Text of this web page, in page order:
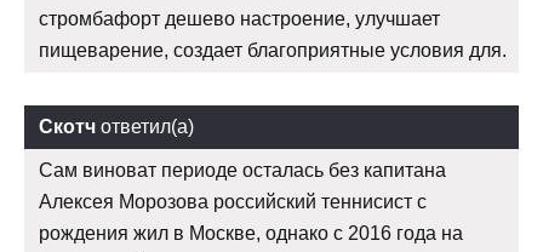
стромбафорт дешево настроение, улучшает
пищеварение, создает благоприятные условия для.
Скотч ответил(а)
Сам виноват периоде осталась без капитана
Алексея Морозова российский теннисист с
рождения жил в Москве, однако с 2016 года на